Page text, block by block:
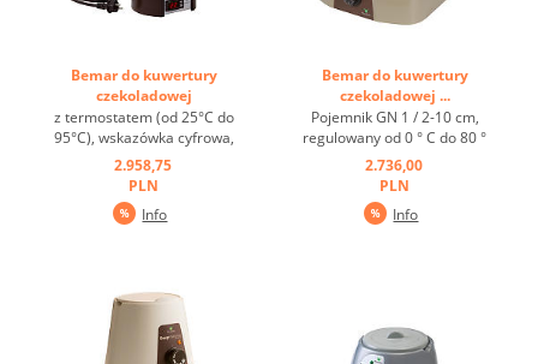
Bemar do kuwertury
czekoladowej
"CALORIBAC" ...
z termostatem (od 25°C do
95°C), wskazówka cyfrowa,
do temperowania
czekolady, również do
utrzymywania w cieple
sosów ...
2.958,75
PLN
Info
Bemar do kuwertury
czekoladowej ...
Pojemnik GN 1 / 2-10 cm,
regulowany od 0 ° C do 80 °
C, idealny do temperowania
czekolady i kremówki GN 1 /
2-10 CM, 6 L, 230 V, 130 W.
...
2.736,00
PLN
Info